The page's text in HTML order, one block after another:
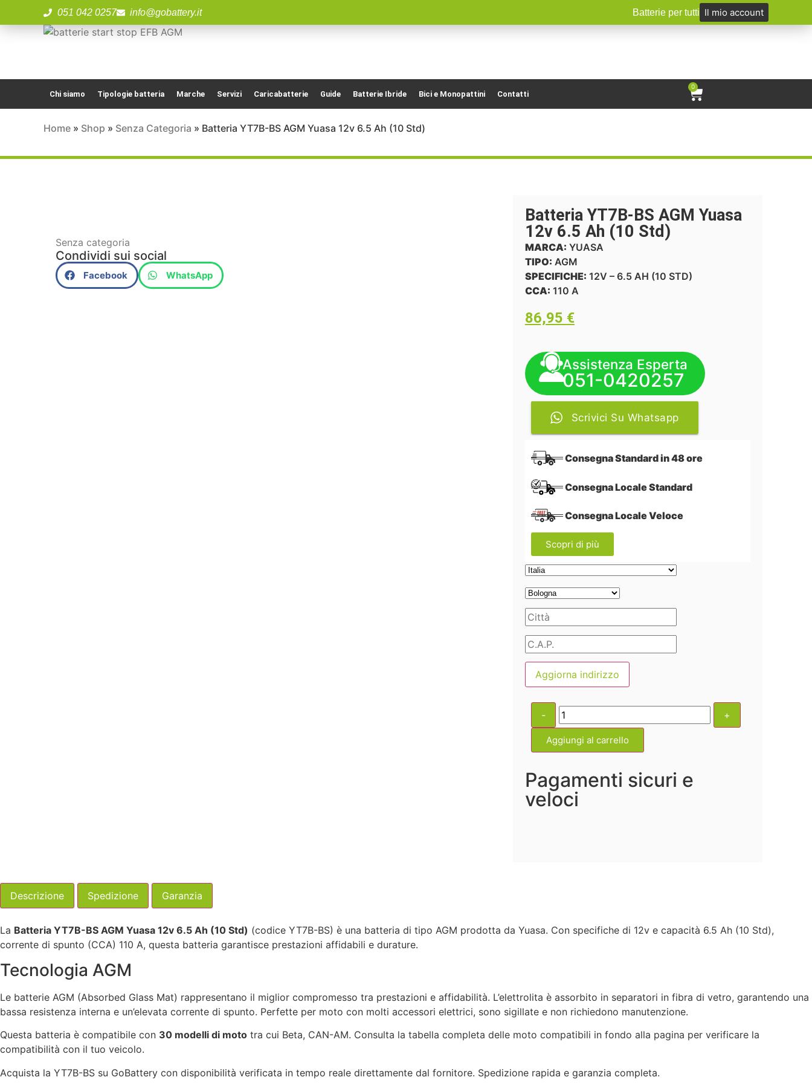
051 042 0257 info@gobattery.it Batterie per tutti Il mio account
Chi siamo Tipologie batteria Marche Servizi Caricabatterie Guide Batterie Ibride Bici e Monopattini Contatti
0
Home » Shop » Senza Categoria » Batteria YT7B-BS AGM Yuasa 12v 6.5 Ah (10 Std)
Senza categoria
Condividi sui social
Facebook WhatsApp
Batteria YT7B-BS AGM Yuasa
12v 6.5 Ah (10 Std)
MARCA: YUASA
TIPO: AGM
SPECIFICHE: 12V – 6.5 AH (10 STD)
CCA: 110 A
86,95 €
Assistenza Esperta
051-0420257
Scrivici Su Whatsapp
Consegna Standard in 48 ore
Consegna Locale Standard
Consegna Locale Veloce
Scopri di più
Aggiorna indirizzo
- +
Aggiungi al carrello
Pagamenti sicuri e
veloci
Descrizione Spedizione Garanzia
La Batteria YT7B-BS AGM Yuasa 12v 6.5 Ah (10 Std) (codice YT7B-BS) è una batteria di tipo AGM prodotta da Yuasa. Con specifiche di 12v e capacità 6.5 Ah (10 Std),
corrente di spunto (CCA) 110 A, questa batteria garantisce prestazioni affidabili e durature.
Tecnologia AGM
Le batterie AGM (Absorbed Glass Mat) rappresentano il miglior compromesso tra prestazioni e affidabilità. L’elettrolita è assorbito in separatori in fibra di vetro, garantendo una
bassa resistenza interna e un’elevata corrente di spunto. Perfette per moto con molti accessori elettrici, sono sigillate e non richiedono manutenzione.
Questa batteria è compatibile con 30 modelli di moto tra cui Beta, CAN-AM. Consulta la tabella completa delle moto compatibili in fondo alla pagina per verificare la
compatibilità con il tuo veicolo.
Acquista la YT7B-BS su GoBattery con disponibilità verificata in tempo reale direttamente dal fornitore. Spedizione rapida e garanzia completa.